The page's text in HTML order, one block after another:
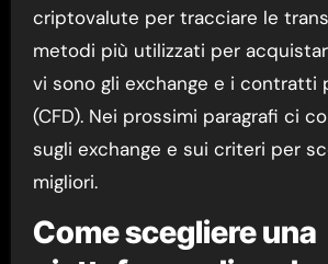
criptovalute per tracciare le
metodi più utilizzati per
vi sono gli exchange e i contratti
(CFD). Nei prossimi paragrafi ci
sugli exchange e sui criteri per
migliori.
Come scegliere una